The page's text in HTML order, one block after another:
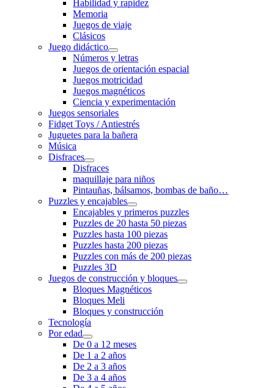
Habilidad y rapidez
Memoria
Juegos de viaje
Clásicos
Juego didáctico
Números y letras
Juegos de orientación espacial
Juegos motricidad
Juegos magnéticos
Ciencia y experimentación
Juegos sensoriales
Fidget Toys / Antiestrés
Juguetes para la bañera
Música
Disfraces
Disfraces
maquillaje para niños
Pintauñas, bálsamos, bombas de baño…
Puzzles y encajables
Encajables y primeros puzzles
Puzzles de 20 hasta 50 piezas
Puzzles hasta 100 piezas
Puzzles hasta 200 piezas
Puzzles con más de 200 piezas
Puzzles 3D
Juegos de construcción y bloques
Bloques Magnéticos
Bloques Meli
Bloques y construcción
Tecnología
Por edad
De 0 a 12 meses
De 1 a 2 años
De 2 a 3 años
De 3 a 4 años